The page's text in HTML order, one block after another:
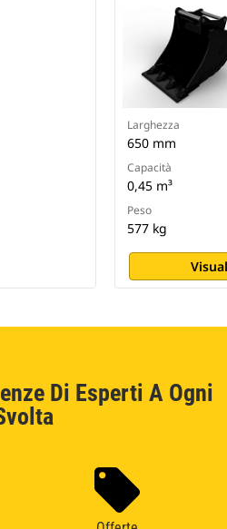
Larghezza
650 mm
Capacità
0,45 m³
Peso
577 kg
Di Esperti A Ogni